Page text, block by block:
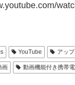
YouTube アッ
画 動画機能付き携帯